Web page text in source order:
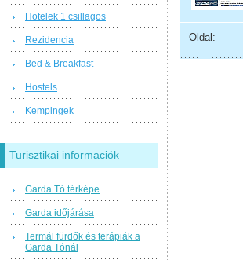
Oldal:
Hotelek 1 csillagos
Rezidencia
Bed & Breakfast
Hostels
Kempingek
Turisztikai informaciók
Garda Tó térképe
Garda időjárása
Termál fürdők és terápiák a
Garda Tónál